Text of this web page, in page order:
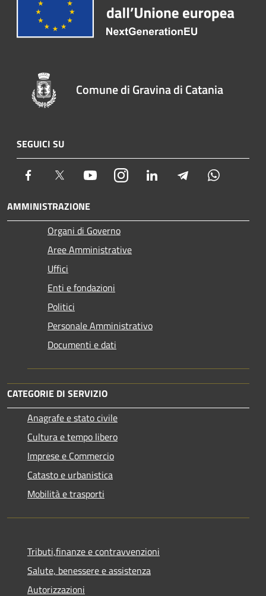
Comune di Gravina di Catania
SEGUICI SU
Facebook Twitter YoutubeInstagram LinkedIn Telegram
AMMINISTRAZIONE
Organi di Governo
Aree Amministrative
Uffici
Enti e fondazioni
Politici
Personale Amministrativo
Documenti e dati
CATEGORIE DI SERVIZIO
Anagrafe e stato civile
Cultura e tempo libero
Imprese e Commercio
Catasto e urbanistica
Mobilità e trasporti
Tributi,finanze e contravvenzioni
Salute, benessere e assistenza
Autorizzazioni